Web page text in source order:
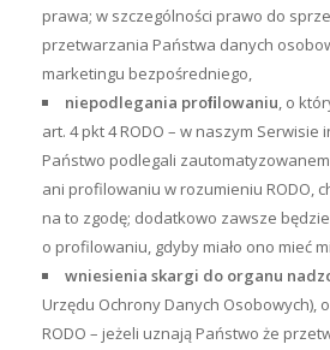
prawa; w szczególności prawo do
przetwarzania Państwa danych
marketingu bezpośredniego,
niepodlegania proﬁlowaniu, o
art. 4 pkt 4 RODO – w naszym
Państwo podlegali
ani profilowaniu w rozumieniu RODO,
na to zgodę; dodatkowo zawsze
o profilowaniu, gdyby miało ono mieć
wniesienia skargi do organu
Urzędu Ochrony Danych Osobowych),
RODO – jeżeli uznają Państwo że